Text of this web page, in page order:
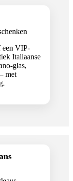
een VIP-
Italiaanse
glas,
met